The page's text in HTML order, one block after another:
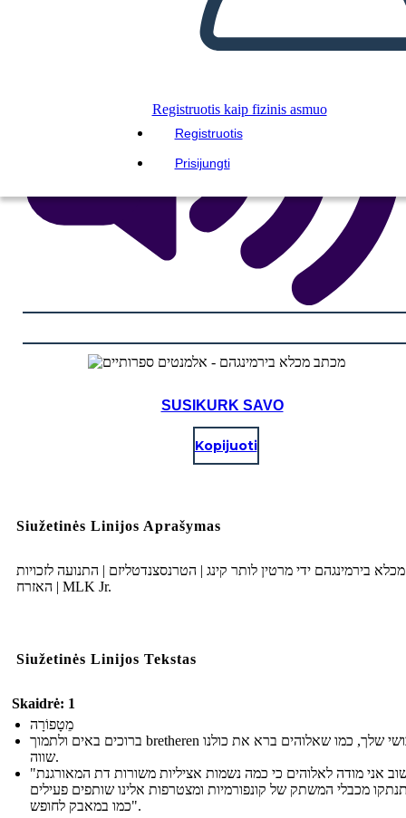
Registruotis kaip fizinis asmuo
Registruotis
Prisijungti
SUSIKURK SAVO
Kopijuoti
Siužetinės Linijos Aprašymas
בירמינגהם ידי מרטין לותר קינג | הטרנסצנדטליזם | התנועה לזכויות
האזרח | MLK Jr.
Siužetinės Linijos Tekstas
Skaidrė: 1
מֵטָפוֹרָה
ברוכים באים ולתמוך bretheren הכושי שלך, כמו שאלוהים ברא את כולנו
שווה.
"אבל שוב אני מודה לאלוהים כי כמה נשמות אציליות משורות דת המאורגנת
מכבלי המשתק של קונפורמיות ומצטרפות אלינו שותפים פעילים
כמו במאבק לחופש".